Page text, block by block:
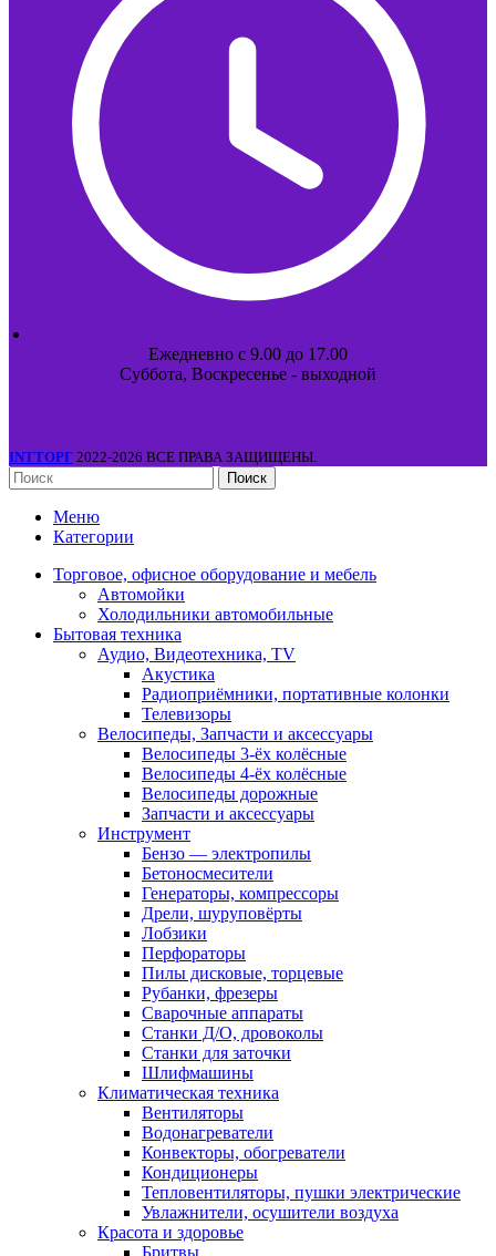
Ежедневно с 9.00 до 17.00
Суббота, Воскресенье - выходной
INTТОРГ 2022-2026 ВСЕ ПРАВА ЗАЩИЩЕНЫ.
Поиск
Меню
Категории
Торговое, офисное оборудование и мебель
Автомойки
Холодильники автомобильные
Бытовая техника
Аудио, Видеотехника, TV
Акустика
Радиоприёмники, портативные колонки
Телевизоры
Велосипеды, Запчасти и аксессуары
Велосипеды 3-ёх колёсные
Велосипеды 4-ёх колёсные
Велосипеды дорожные
Запчасти и аксессуары
Инструмент
Бензо — электропилы
Бетоносмесители
Генераторы, компрессоры
Дрели, шуруповёрты
Лобзики
Перфораторы
Пилы дисковые, торцевые
Рубанки, фрезеры
Сварочные аппараты
Станки Д/О, дровоколы
Станки для заточки
Шлифмашины
Климатическая техника
Вентиляторы
Водонагреватели
Конвекторы, обогреватели
Кондиционеры
Тепловентиляторы, пушки электрические
Увлажнители, осушители воздуха
Красота и здоровье
Бритвы